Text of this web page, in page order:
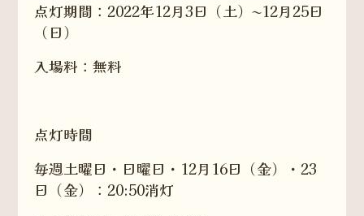
点灯期間：2022年12月3日（土）〜12月25日
（日）
入場料：無料
点灯時間
毎週土曜日・日曜日・12月16日（金）・23
日（金）：20:50消灯